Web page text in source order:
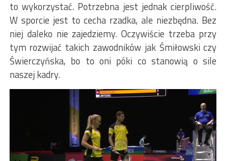
to wykorzystać. Potrzebna jest jednak cierpliwość.
W sporcie jest to cecha rzadka, ale niezbędna. Bez
niej daleko nie zajedziemy. Oczywiście trzeba przy
tym rozwijać takich zawodników jak Śmiłowski czy
Świerczyńska, bo to oni póki co stanowią o sile
naszej kadry.